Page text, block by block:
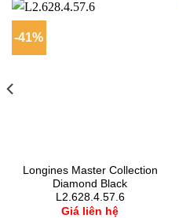
-41%
Longines Master Collection
Diamond Black
L2.628.4.57.6
Giá liên hệ